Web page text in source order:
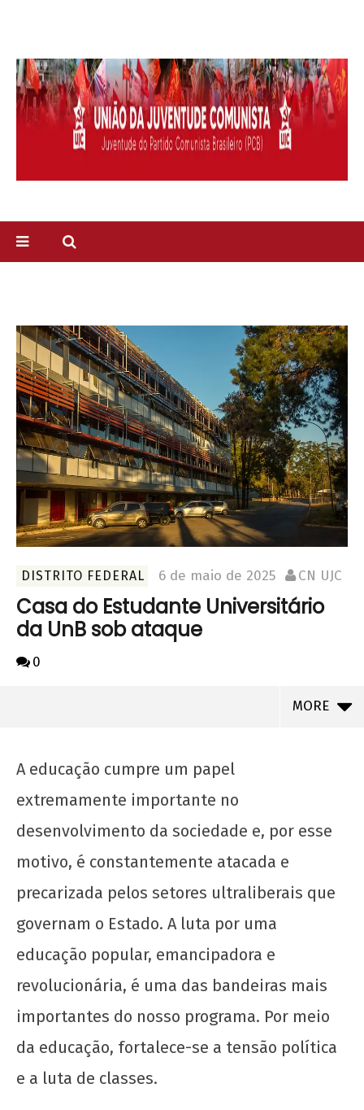
DISTRITO FEDERAL 6 de maio de 2025 CN UJC
Casa do Estudante Universitário
da UnB sob ataque
0
MORE
NOW VIEWING
Casa do Estudante Universitário da UnB sob
ataque
maio
de
2025
A educação cumpre um papel
extremamente importante no
desenvolvimento da sociedade e, por esse
motivo, é constantemente atacada e
precarizada pelos setores ultraliberais que
governam o Estado. A luta por uma
educação popular, emancipadora e
revolucionária, é uma das bandeiras mais
importantes do nosso programa. Por meio
da educação, fortalece-se a tensão política
e a luta de classes.